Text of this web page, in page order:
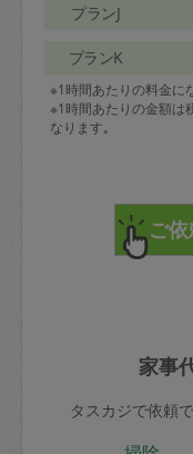
プランJ
プランK
※1時間あたりの料金に
※1時間あたりの金額は
なります｡
家事
タスカジで依頼